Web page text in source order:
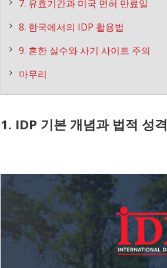
7. 유효기간과 미국 면허 만료일
8. 한국에서의 IDP 활용법
9. 흔한 실수와 사기 사이트 주의
마무리
1. IDP 기본 개념과 법적 성격